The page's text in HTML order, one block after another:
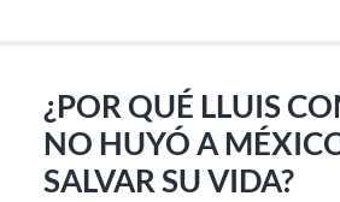
¿POR QUÉ LLUIS
NO HUYÓ A
SALVAR SU VIDA?